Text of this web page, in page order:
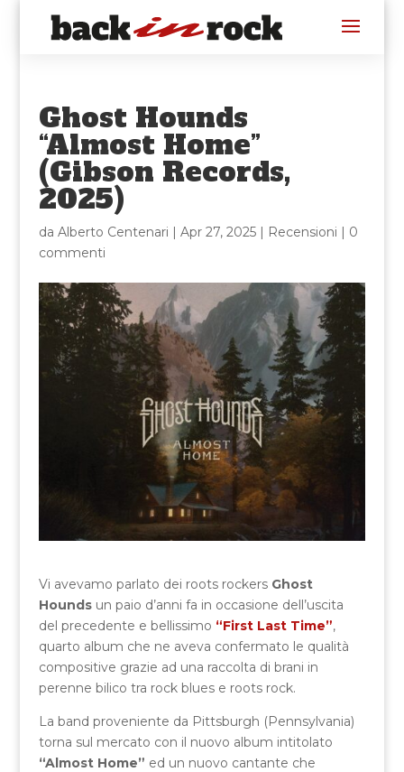
Ghost Hounds
“Almost Home”
(Gibson Records,
2025)
da Alberto Centenari | Apr 27, 2025| Recensioni | 0
commenti
Vi avevamo parlato dei roots rockers Ghost
Hounds un paio d’anni fa in occasione dell’uscita
del precedente e bellissimo “First Last Time”,
quarto album che ne aveva confermato le qualità
compositive grazie ad una raccolta di brani in
perenne bilico tra rock blues e roots rock.
La band proveniente da Pittsburgh (Pennsylvania)
torna sul mercato con il nuovo album intitolato
“Almost Home” ed un nuovo cantante che